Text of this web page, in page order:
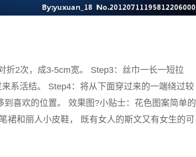
折2次，成3-5cm宽。 Step3：丝巾一长一短拉
系活结。 Step4：将从下面穿过来的一端绕过较
喜欢的位置。 效果图?小贴士：花色图案简单的
裙和丽人小皮鞋， 既有女人的斯文又有女生的可